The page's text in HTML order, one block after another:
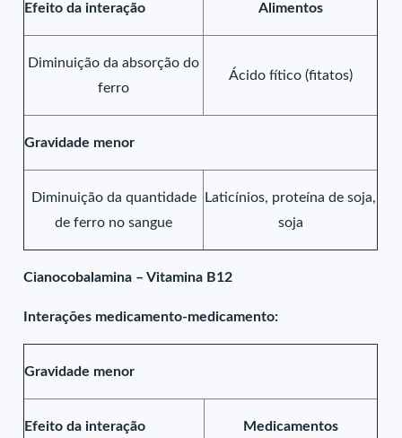
Efeito da interação Alimentos
Diminuição da absorção do
ferro
Ácido fítico (fitatos)
Gravidade menor
Diminuição da quantidade
de ferro no sangue
Laticínios, proteína de soja,
soja
Cianocobalamina – Vitamina B12
Interações medicamento-medicamento:
Gravidade menor
Efeito da interação Medicamentos